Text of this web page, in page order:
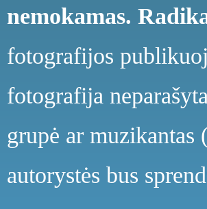
nemokamas.
fotografijos
fotografija
grupė ar
autorystės bus